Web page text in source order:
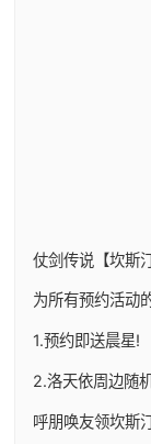
仗剑传说【坎斯
为所有预约活动
1.预约即送晨星!
2.洛天依周边随
呼朋唤友领坎斯